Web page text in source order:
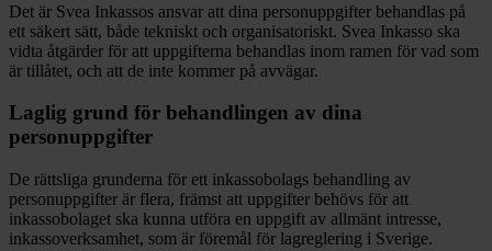
Det är Svea Inkassos ansvar att dina personuppgifter behandlas på
ett säkert sätt, både tekniskt och organisatoriskt. Svea Inkasso ska
vidta åtgärder för att uppgifterna behandlas inom ramen för vad som
är tillåtet, och att de inte kommer på avvägar.
Laglig grund för behandlingen av dina
personuppgifter
De rättsliga grunderna för ett inkassobolags behandling av
personuppgifter är flera, främst att uppgifter behövs för att
inkassobolaget ska kunna utföra en uppgift av allmänt intresse,
inkassoverksamhet, som är föremål för lagreglering i Sverige.